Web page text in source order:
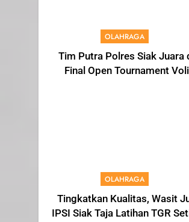
OLAHRAGA
Tim Putra Polres Siak Juara
Final Open Tournament Voli
OLAHRAGA
Tingkatkan Kualitas, Wasit
IPSI Siak Taja Latihan TGR